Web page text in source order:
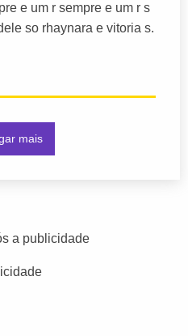
e um r sempre e um r s
so rhaynara e vitoria s.
mais
a publicidade